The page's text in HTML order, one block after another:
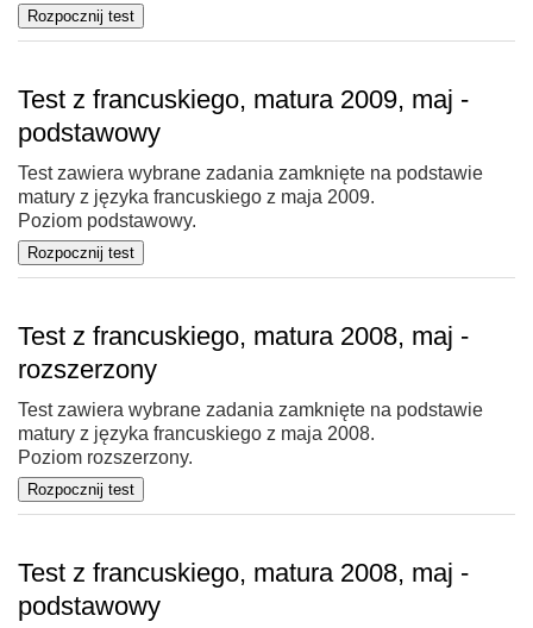
Test z francuskiego, matura 2009, maj -
podstawowy
Test zawiera wybrane zadania zamknięte na podstawie
matury z języka francuskiego z maja 2009.
Poziom podstawowy.
Test z francuskiego, matura 2008, maj -
rozszerzony
Test zawiera wybrane zadania zamknięte na podstawie
matury z języka francuskiego z maja 2008.
Poziom rozszerzony.
Test z francuskiego, matura 2008, maj -
podstawowy